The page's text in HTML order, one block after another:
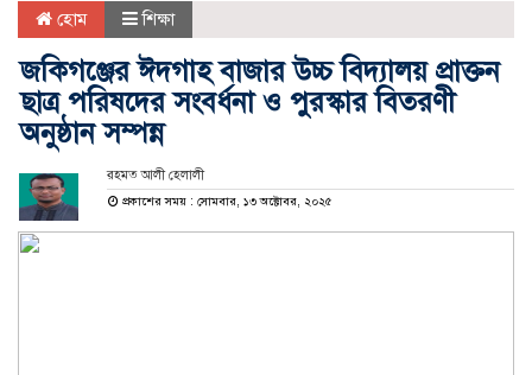
হোম শিক্ষা
জকিগঞ্জের ঈদগাহ বাজার উচ্চ বিদ্যালয় প্রাক্তন
ছাত্র পরিষদের সংবর্ধনা ও পুরস্কার বিতরণী
অনুষ্ঠান সম্পন্ন
রহমত আলী হেলালী
প্রকাশের সময় : সোমবার, ১৩ অক্টোবর, ২০২৫